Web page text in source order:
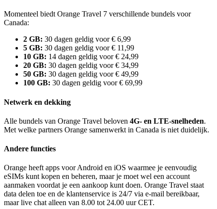
Momenteel biedt Orange Travel 7 verschillende bundels voor
Canada:
2 GB: 30 dagen geldig voor € 6,99
5 GB: 30 dagen geldig voor € 11,99
10 GB: 14 dagen geldig voor € 24,99
20 GB: 30 dagen geldig voor € 34,99
50 GB: 30 dagen geldig voor € 49,99
100 GB: 30 dagen geldig voor € 69,99
Netwerk en dekking
Alle bundels van Orange Travel beloven 4G- en LTE-snelheden.
Met welke partners Orange samenwerkt in Canada is niet duidelijk.
Andere functies
Orange heeft apps voor Android en iOS waarmee je eenvoudig
eSIMs kunt kopen en beheren, maar je moet wel een account
aanmaken voordat je een aankoop kunt doen. Orange Travel staat
data delen toe en de klantenservice is 24/7 via e-mail bereikbaar,
maar live chat alleen van 8.00 tot 24.00 uur CET.